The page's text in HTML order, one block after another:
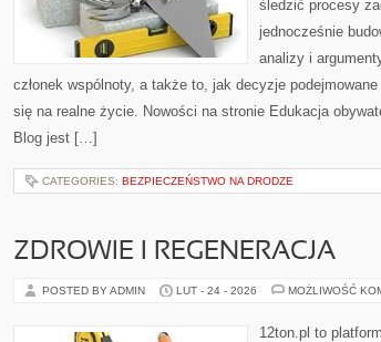
śledzić procesy
jednocześnie
analizy i
członek wspólnoty, a także to, jak decyzje
się na realne życie. Nowości na stronie Edukacja
Blog jest […]
CATEGORIES: BEZPIECZEŃSTWO NA DRODZE
ZDROWIE I REGENERACJA
POSTED BY ADMIN LUT - 24 - 2026 MOŻLIWOŚĆ
12ton.pl to